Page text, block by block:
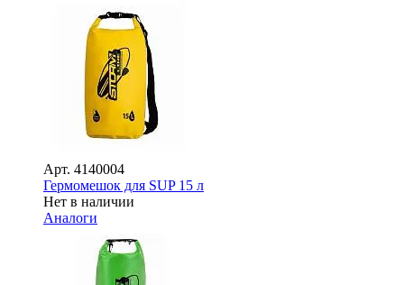
Арт. 4140004
Гермомешок для SUP 15 л
Нет в наличии
Аналоги